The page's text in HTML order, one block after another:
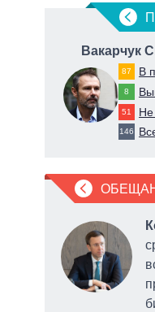
Вакарчук
87 В
8
51 Не
146